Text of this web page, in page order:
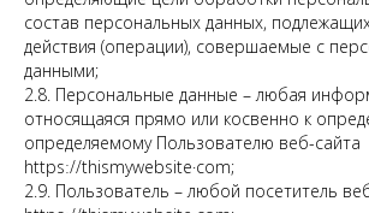
состав персональных данных,
действия (операции), совершаемые с
данными;
2.8. Персональные данные – любая
относящаяся прямо или косвенно к
определяемому Пользователю веб-сайта
httpsː//thismywebsite·com;
2.9. Пользователь – любой посетитель